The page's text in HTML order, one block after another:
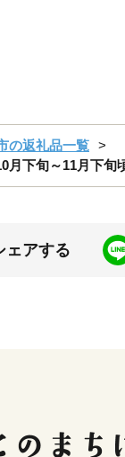
の返礼品一覧
下旬～11月下旬
ェアする